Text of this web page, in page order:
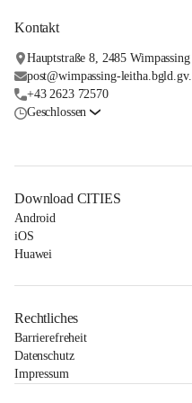
Kontakt
Hauptstraße 8, 2485
post@wimpassing-
+43 2623 72570
Geschlossen
Download CITIES
Android
iOS
Huawei
Rechtliches
Barrierefreheit
Datenschutz
Impressum